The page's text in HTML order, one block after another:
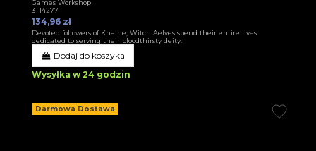
Games Workshop
3T14277
134,96 zł
Devoted followers of Khaine, Witch Aelves spend their entire lives
dedicated to serving their bloodthirsty deity.
Dodaj do koszyka
Wysyłka w 24 godzin
Darmowa Dostawa